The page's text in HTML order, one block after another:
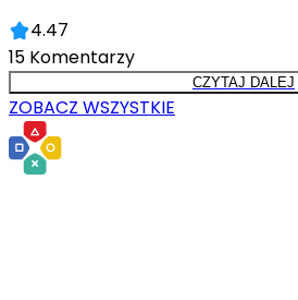
4.47
15 Komentarzy
CZYTAJ DALEJ
ZOBACZ WSZYSTKIE